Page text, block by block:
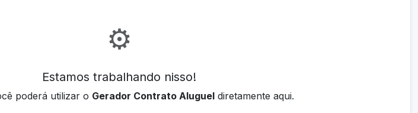
⚙️
Estamos trabalhando nisso!
poderá utilizar o Gerador Contrato Aluguel diretamente aqui.